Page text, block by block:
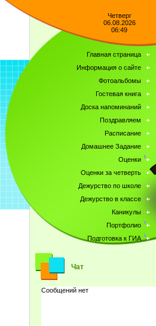
Четверг
06.08.2026
06:49
Главная страница
Информация о сайте
Фотоальбомы
Гостевая книга
Доска напоминаний
Поздравляем
Расписание
Домашнее Задание
Оценки
Оценки за четверть
Дежурство по школе
Дежурство в классе
Каникулы
Портфолио
Подготовка к ГИА
Чат